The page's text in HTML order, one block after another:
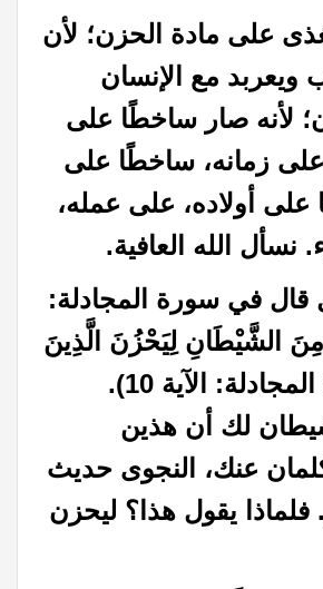
على مادة الحزن؛ لأن
ويعربد مع الإنسان
لأنه صار ساخطًا على
على زمانه، ساخطًا على
أولاده، على عمله،
الله العافية.
قال في سورة المجادلة:
مِنَ الشَّيْطَانِ لِيَحْزُنَ الَّذِينَ
آمَنُوا} (سورة المجادلة: الآية 10).
لك أن هذين
عنك، النجوى حديث
فلماذا يقول هذا؟ ليحزن